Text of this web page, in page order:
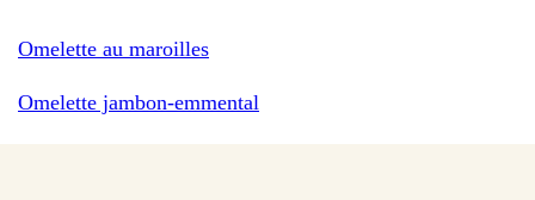
Omelette au maroilles
Omelette jambon-emmental